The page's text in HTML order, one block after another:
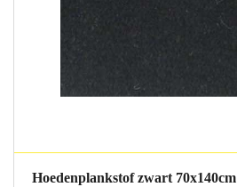
Hoedenplankstof zwart 70x140cm